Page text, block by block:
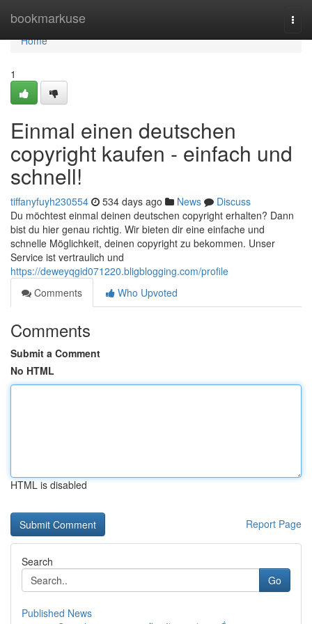
bookmarkuse
Home
Home
1
Einmal einen deutschen
copyright kaufen - einfach und
schnell!
tiffanyfuyh230554 534 days ago News
Discuss
Du möchtest einmal deinen deutschen copyright erhalten? Dann
bist du hier genau richtig. Wir bieten dir eine einfache und
schnelle Möglichkeit, deinen copyright zu bekommen. Unser
Service ist vertraulich und
https://deweyqgid071220.bligblogging.com/profile
Comments
Who Upvoted
Comments
Submit a Comment
No HTML
HTML is disabled
Report Page
Search
Go
Published News